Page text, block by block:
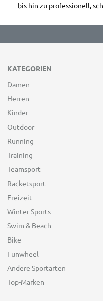
bis hin zu professionell,
KATEGORIEN
Damen
Herren
Kinder
Outdoor
Running
Training
Teamsport
Racketsport
Freizeit
Winter Sports
Swim & Beach
Bike
Funwheel
Andere Sportarten
Top-Marken